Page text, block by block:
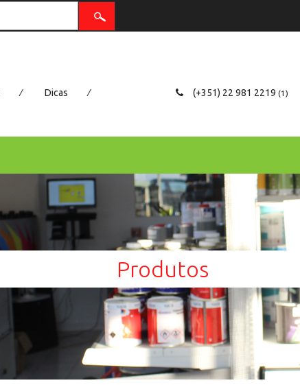
/ Dicas / (+351) 22 981 2219 (1)
Produtos